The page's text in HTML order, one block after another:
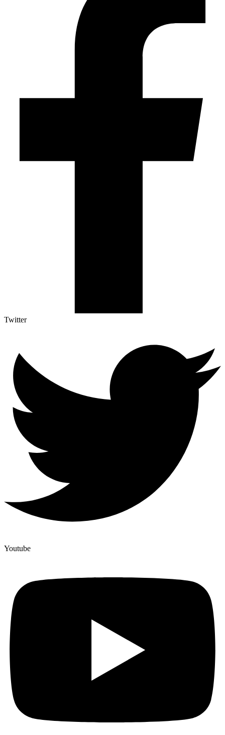
Twitter
Youtube